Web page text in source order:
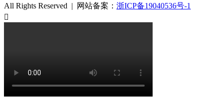
All Rights Reserved | 网站备案： 浙ICP备19040536号-1
